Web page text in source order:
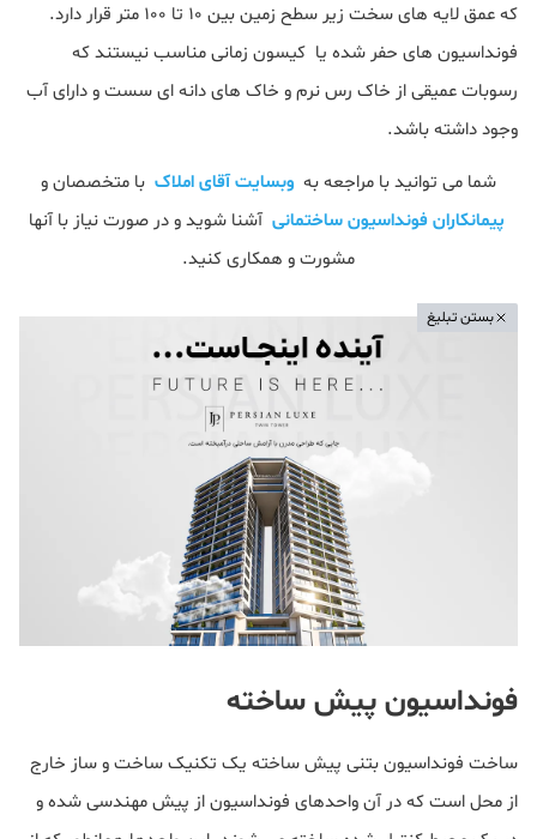
که عمق لایه های سخت زیر سطح زمین بین ۱۰ تا ۱۰۰ متر قرار دارد.
فونداسیون های حفر شده یا کیسون زمانی مناسب نیستند که
رسوبات عمیقی از خاک رس نرم و خاک های دانه ای سست و دارای آب
وجود داشته باشد.
شما می توانید با مراجعه به وبسایت آقای املاک با متخصصان و
پیمانکاران فونداسیون ساختمانی آشنا شوید و در صورت نیاز با آنها
مشورت و همکاری کنید.
بستن تبلیغ
فونداسیون پیش ساخته
ساخت فونداسیون بتنی پیش ساخته یک تکنیک ساخت و ساز خارج
از محل است که در آن واحدهای فونداسیون از پیش مهندسی شده و